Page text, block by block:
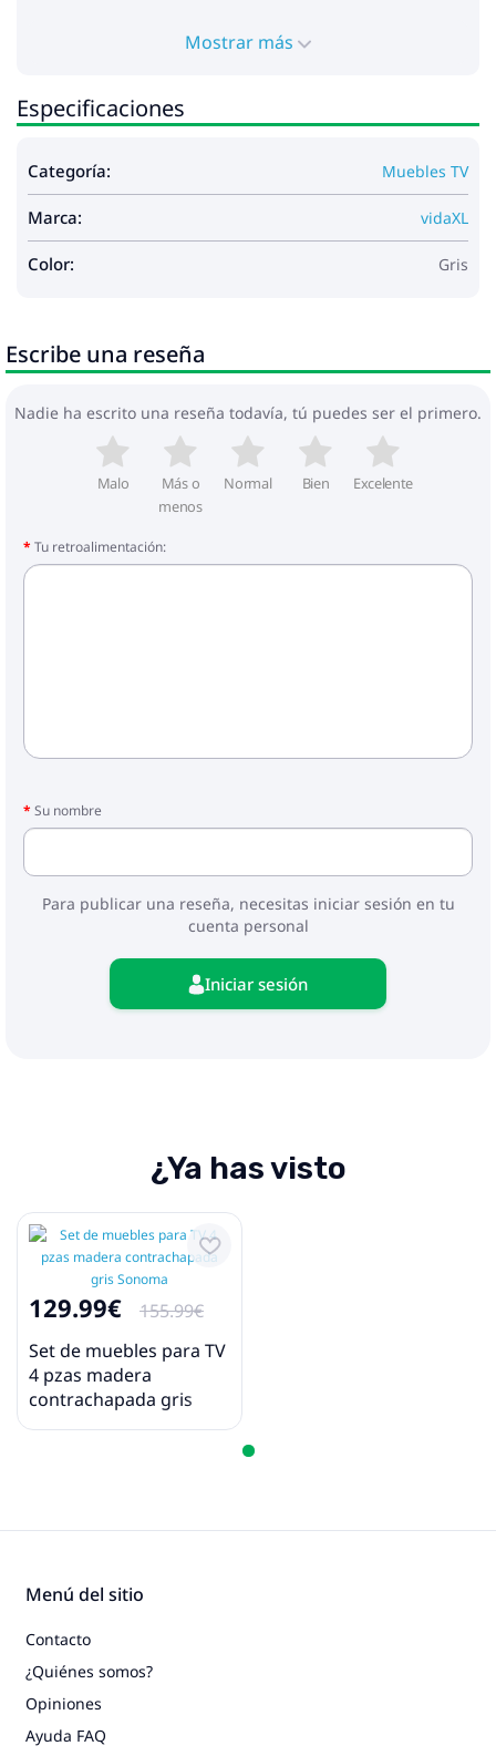
Mostrar más
Especificaciones
Categoría: Muebles TV
Marca: vidaXL
Color: Gris
Escribe una reseña
Nadie ha escrito una reseña todavía, tú puedes ser el primero.
Malo
Más o
menos
Normal Bien Excelente
Tu retroalimentación:
Su nombre
Para publicar una reseña, necesitas iniciar sesión en tu
cuenta personal
Iniciar sesión
¿Ya has visto
129.99€
155.99€
Set de muebles para TV
4 pzas madera
contrachapada gris
Sonoma
Menú del sitio
Contacto
¿Quiénes somos?
Opiniones
Ayuda FAQ